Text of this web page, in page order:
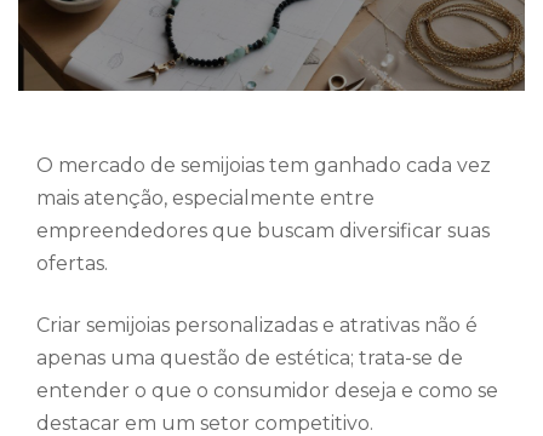
O mercado de semijoias tem ganhado cada vez
mais atenção, especialmente entre
empreendedores que buscam diversificar suas
ofertas.
Criar semijoias personalizadas e atrativas não é
apenas uma questão de estética; trata-se de
entender o que o consumidor deseja e como se
destacar em um setor competitivo.